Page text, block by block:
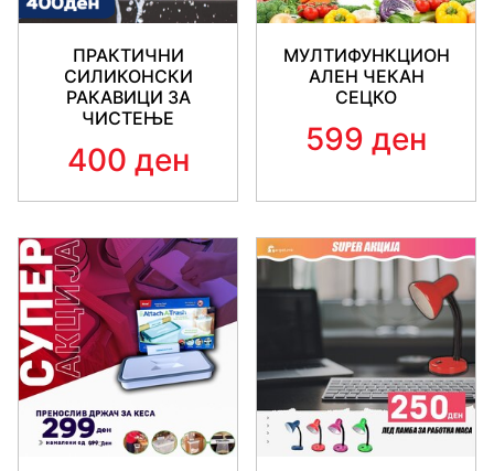
ПРАКТИЧНИ
СИЛИКОНСКИ
РАКАВИЦИ ЗА
ЧИСТЕЊЕ
400 ден
МУЛТИФУНКЦИОН
АЛЕН ЧЕКАН
СЕЦКО
599 ден